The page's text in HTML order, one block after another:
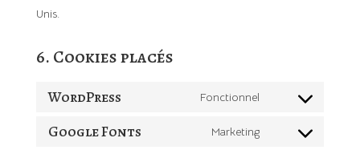
Unis.
6. Cookies placés
WordPress Fonctionnel
Consent
Google Fonts Marketing
Consent